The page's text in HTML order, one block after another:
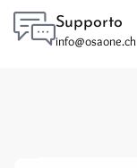
Supporto
info@osaone.ch